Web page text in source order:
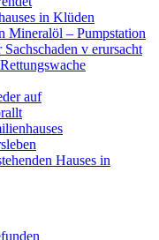
in Klüden
Mineralöl – Pumpstation
v erursacht
auf
Hauses in